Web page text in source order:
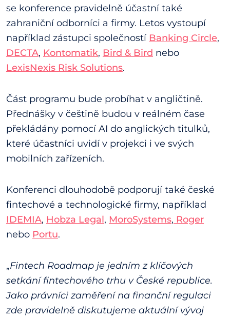
se konference pravidelně účastní také
zahraniční odborníci a firmy. Letos vystoupí
například zástupci společností Banking Circle,
DECTA, Kontomatik, Bird & Bird nebo
LexisNexis Risk Solutions.
Část programu bude probíhat v angličtině.
Přednášky v češtině budou v reálném čase
překládány pomocí AI do anglických titulků,
které účastníci uvidí v projekci i ve svých
mobilních zařízeních.
Konferenci dlouhodobě podporují také české
fintechové a technologické firmy, například
IDEMIA, Hobza Legal, MoroSystems, Roger
nebo Portu.
„Fintech Roadmap je jedním z klíčových
setkání fintechového trhu v České republice.
Jako právníci zaměření na finanční regulaci
zde pravidelně diskutujeme aktuální vývoj